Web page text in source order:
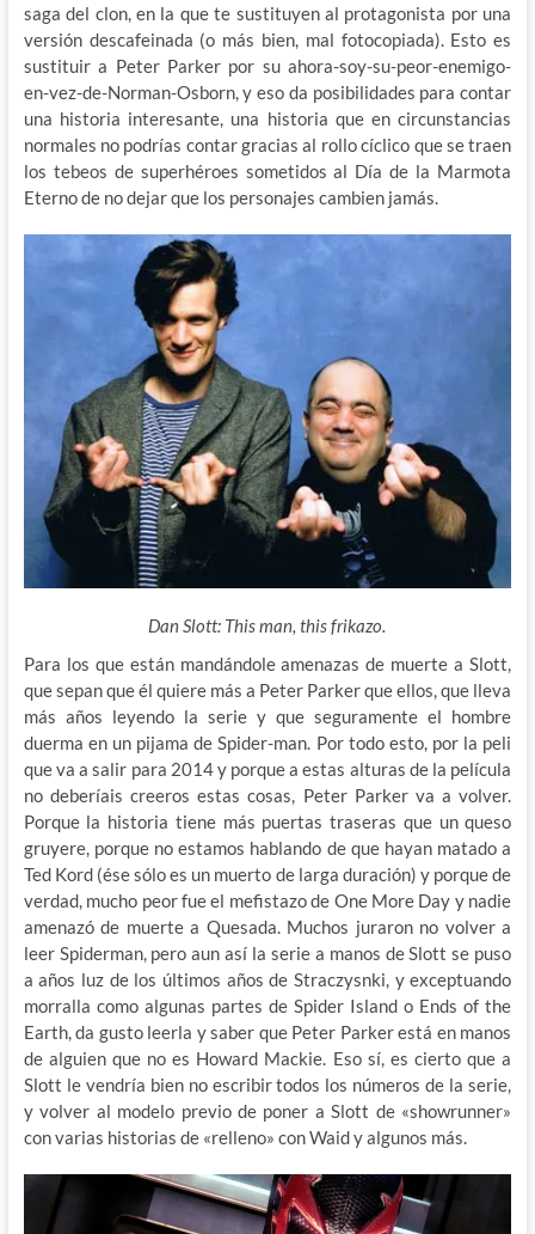
saga del clon, en la que te sustituyen al protagonista por una
versión descafeinada (o más bien, mal fotocopiada). Esto es
sustituir a Peter Parker por su ahora-soy-su-peor-enemigo-
en-vez-de-Norman-Osborn, y eso da posibilidades para contar
una historia interesante, una historia que en circunstancias
normales no podrías contar gracias al rollo cíclico que se traen
los tebeos de superhéroes sometidos al Día de la Marmota
Eterno de no dejar que los personajes cambien jamás.
Dan Slott: This man, this frikazo.
Para los que están mandándole amenazas de muerte a Slott,
que sepan que él quiere más a Peter Parker que ellos, que lleva
más años leyendo la serie y que seguramente el hombre
duerma en un pijama de Spider-man. Por todo esto, por la peli
que va a salir para 2014 y porque a estas alturas de la película
no deberíais creeros estas cosas, Peter Parker va a volver.
Porque la historia tiene más puertas traseras que un queso
gruyere, porque no estamos hablando de que hayan matado a
Ted Kord (ése sólo es un muerto de larga duración) y porque de
verdad, mucho peor fue el mefistazo de One More Day y nadie
amenazó de muerte a Quesada. Muchos juraron no volver a
leer Spiderman, pero aun así la serie a manos de Slott se puso
a años luz de los últimos años de Straczysnki, y exceptuando
morralla como algunas partes de Spider Island o Ends of the
Earth, da gusto leerla y saber que Peter Parker está en manos
de alguien que no es Howard Mackie. Eso sí, es cierto que a
Slott le vendría bien no escribir todos los números de la serie,
y volver al modelo previo de poner a Slott de «showrunner»
con varias historias de «relleno» con Waid y algunos más.